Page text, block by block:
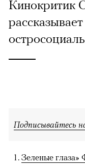
Кинокритик
Подписывайтесь
Зеленые